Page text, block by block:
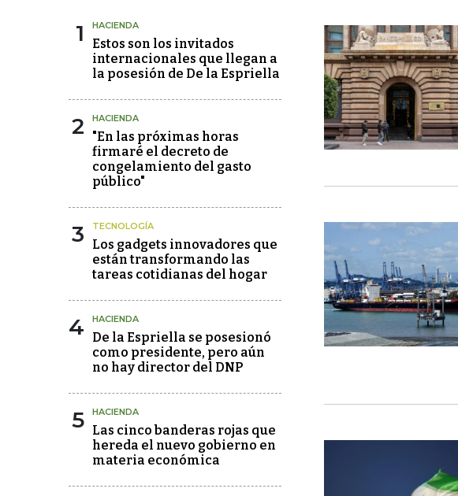
1 HACIENDA
Estos son los invitados
internacionales que llegan a
la posesión de De la Espriella
2 HACIENDA
"En las próximas horas
firmaré el decreto de
congelamiento del gasto
público"
3 TECNOLOGÍA
Los gadgets innovadores que
están transformando las
tareas cotidianas del hogar
4 HACIENDA
De la Espriella se posesionó
como presidente, pero aún
no hay director del DNP
5 HACIENDA
Las cinco banderas rojas que
hereda el nuevo gobierno en
materia económica